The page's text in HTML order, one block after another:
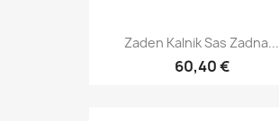
Zaden Kalnik Sas Zadna...
60,40 €